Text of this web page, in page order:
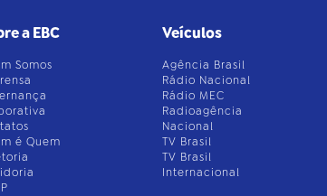
a EBC
Somos
é Quem
Veículos
Agência Brasil
Rádio Nacional
Rádio MEC
Radioagência
Nacional
TV Brasil
TV Brasil
Internacional